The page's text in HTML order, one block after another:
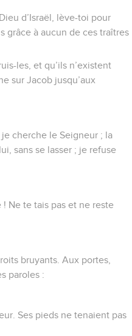
d’Israël, lève-toi pour
grâce à aucun de ces traîtres
les, et qu’ils n’existent
sur Jacob jusqu’aux
cherche le Seigneur ; la
sans se lasser ; je refuse
Ne te tais pas et ne reste
bruyants. Aux portes,
paroles :
Ses pieds ne tenaient pas